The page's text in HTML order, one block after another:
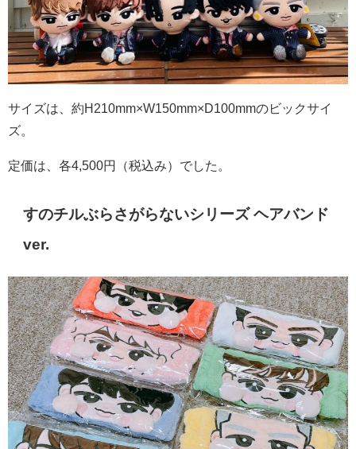
サイズは、約H210mm×W150mm×D100mmのビックサイ
ズ。
定価は、各4,500円（税込み）でした。
すのチルぶらさがらないシリーズ ヘアバンド
ver.